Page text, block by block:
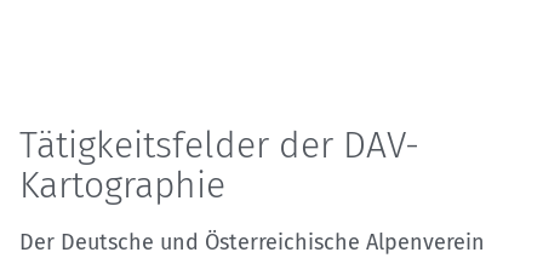
Tätigkeitsfelder der DAV-
Kartographie
Der Deutsche und Österreichische Alpenverein